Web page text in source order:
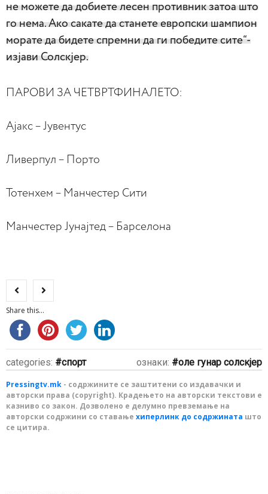
не можете да добиете лесен противник затоа што
го нема. Ако сакате да станете европски шампион
морате да бидете спремни да ги победите сите“-
изјави Солскјер.
ПАРОВИ ЗА ЧЕТВРТФИНАЛЕТО:
Ајакс – Јувентус
Ливерпул – Порто
Toтенхем – Манчестер Сити
Манчестер Јунајтед – Барселона
Share this...
categories: спорт ознаки: оле гунар солскјер
Pressingtv.mk - содржините се заштитени со издавачки и
авторски права (copyright). Крадењето на авторски текстови е
казниво со закон. Дозволено е делумно превземање на
авторски содржини со ставање хиперлинк до содржината што
се цитира.